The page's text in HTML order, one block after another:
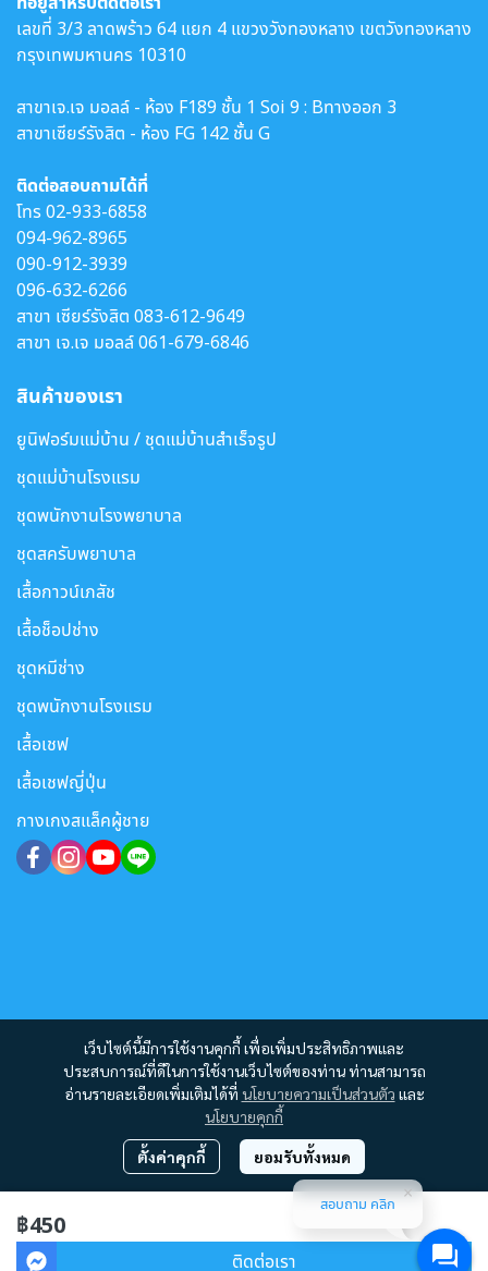
฿450
ติดต่อเรา
เว็บไซต์นี้มีการใช้งานคุกกี้ เพื่อเพิ่มประสิทธิภาพและ
ประสบการณ์ที่ดีในการใช้งานเว็บไซต์ของท่าน ท่านสามารถ
อ่านรายละเอียดเพิ่มเติมได้ที่ นโยบายความเป็นส่วนตัว และ
นโยบายคุกกี้
ตั้งค่าคุกกี้ ยอมรับทั้งหมด
เลขที่ 3/3 ลาดพร้าว 64 แยก 4 แขวงวังทองหลาง เขตวังทองหลาง
กรุงเทพมหานคร 10310
สาขาเจ.เจ มอลล์ - ห้อง F189 ชั้น 1 Soi 9 : Bทางออก 3
สาขาเซียร์รังสิต - ห้อง FG 142 ชั้น G
ติดต่อสอบถามได้ที่
โทร02-933-6858
094-962-8965
090-912-3939
096-632-6266
สาขา เซียร์รังสิต 083-612-9649
สาขา เจ.เจ มอลล์061-679-6846
สินค้าของเรา
ยูนิฟอร์มแม่บ้าน / ชุดแม่บ้านสำเร็จรูป
ชุดแม่บ้านโรงแรม
ชุดพนักงานโรงพยาบาล
ชุดสครับพยาบาล
เสื้อกาวน์เภสัช
เสื้อช็อปช่าง
ชุดหมีช่าง
ชุดพนักงานโรงแรม
เสื้อเชฟ
เสื้อเชฟญี่ปุ่น
กางเกงสแล็คผู้ชาย
Copyright 2012 - 2023 | All Rights Reserved | Powered by MWE
ผู้เข้าชมทั้งหมด2,025,287
สอบถาม คลิก